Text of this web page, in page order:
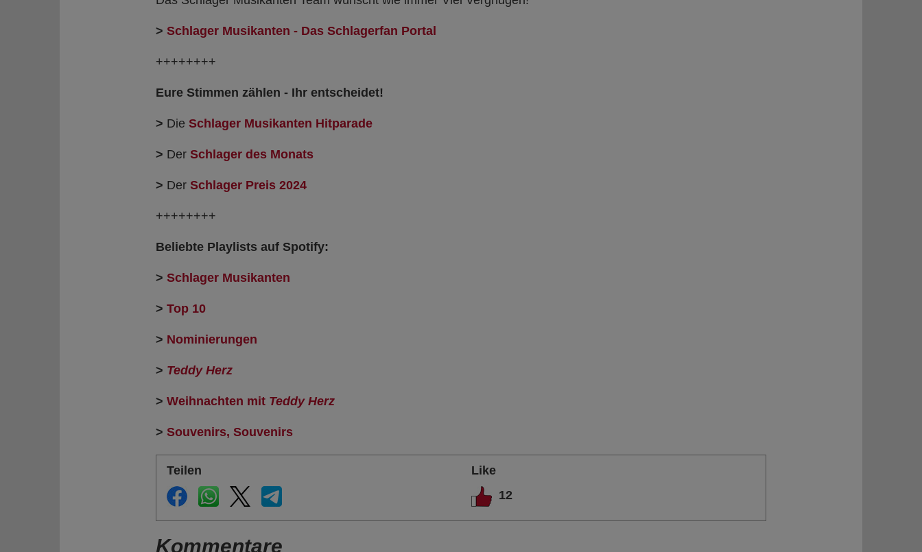
> Schlager Musikanten - Das Schlagerfan Portal
++++++++
Eure Stimmen zählen - Ihr entscheidet!
> Die Schlager Musikanten Hitparade
> Der Schlager des Monats
> Der Schlager Preis 2024
++++++++
Beliebte Playlists auf Spotify:
> Schlager Musikanten
> Top 10
> Nominierungen
> Teddy Herz
> Weihnachten mit Teddy Herz
> Souvenirs, Souvenirs
Teilen
Like
12
Kommentare